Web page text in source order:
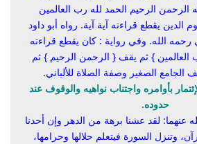
الرحمن الرحيم الحمد لله رب العالمين
الدين يقطع قراءته آية آية. رواه أبو داود
رحمه الله. وفي رواية : كان يقطع قراءته
العالمين } ثم يقف { الرحمن الرحيم } ثم
الصغير وصفة الصلاة للألباني.
بأوامره واجتناب نواهيه والوقوف عند
حدوده.
عنهما: لقد عشنا برهة من الدهر وإن أحدنا
وتنزل السورة فيتعلم حلالها وحرامها،